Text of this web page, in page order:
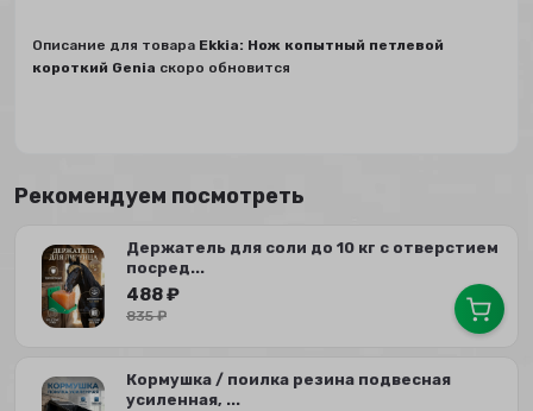
Описание для товара Ekkia: Нож копытный петлевой
короткий Genia скоро обновится
Рекомендуем посмотреть
Держатель для соли до 10 кг с отверстием
посред...
488₽
835₽
Кормушка / поилка резина подвесная
усиленная, ...